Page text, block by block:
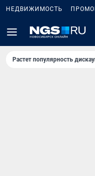
НЕДВИЖИМОСТЬ
Растет популярность